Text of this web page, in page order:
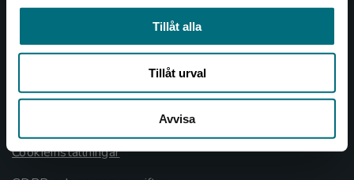
Tillåt alla
Tillåt urval
Avvisa
Köpvillkor
Allmänna länkar
Om oss
Cookieinställningar